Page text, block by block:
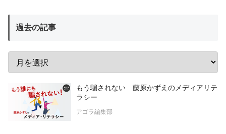
過去の記事
もう騙されない 藤原かずえのメディアリテ
ラシー
アゴラ編集部